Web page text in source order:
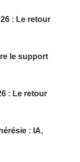
: Le retour
le support
: Le retour
: IA,